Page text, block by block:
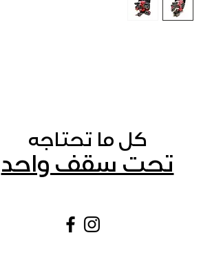
كل ما تحتاجه
تحت سقف واحد